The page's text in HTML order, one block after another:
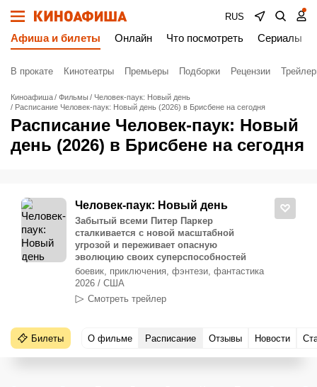
RUS
Афиша и билеты Онлайн Что посмотреть Сериалы
В прокате Кинотеатры Премьеры Подборки Рецензии
Киноафиша Фильмы
Человек-паук: Новый день
Расписание Человек-паук: Новый день (2026) в Брисбене на сегодня
Расписание Человек-паук: Новый
день (2026) в Брисбене на сегодня
Человек-паук: Новый день
Забытый всеми Питер Паркер
сталкивается с новой масштабной
угрозой и переживает опасную
эволюцию своих суперспособностей
боевик, приключения, фэнтези, фантастика
2026 / США
Смотреть трейлер
Билеты О фильме Расписание Отзывы Новости